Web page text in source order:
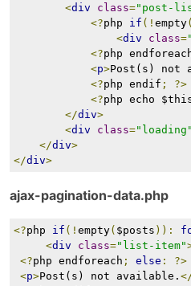
<div class="post-
<?php if (! empty(
<div class=
<?php
<p>Post(s) not
<?php endif ;
?>
<?php echo
</div>
<div class="loading"
</div>
</div>
ajax-pagination-data.php
<?php if (! empty( $posts )):
<div class="list-item"
<?php endforeach ; else :
?>
<p>Post(s) not available.